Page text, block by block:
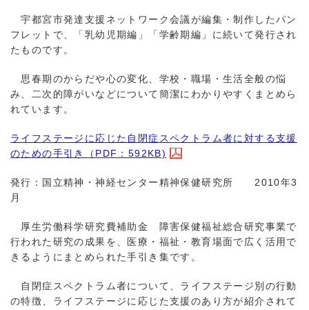
宇都宮市発達支援ネットワーク会議が編集・制作したパン
フレットで、「乳幼児期編」「学齢期編」に続いて発行され
たものです。
思春期のからだや心の変化、学校・職場・生活全般の悩
み、二次的障がいなどについて簡潔にわかりやすくまとめら
れています。
ライフステージに応じた自閉症スペクトラム者に対する支援
のための手引き（PDF：592KB)
発行：国立精神・神経センター精神保健研究所 2010年3
月
厚生労働科学研究費補助金 障害保健福祉総合研究事業で
行われた研究の成果を、医療・福祉・教育場面で広く活用で
きるようにまとめられた手引き集です。
自閉症スペクトラム者について、ライフステージ別の行動
の特徴、ライフステージに応じた支援のあり方が紹介されて